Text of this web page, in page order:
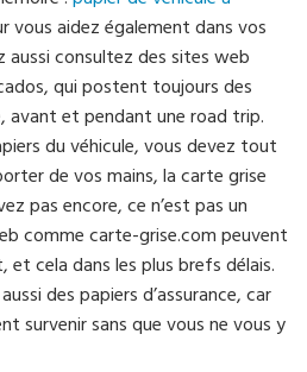
vous aidez également dans vos
consultez des sites web
qui postent toujours des
avant et pendant une road trip.
du véhicule, vous devez tout
de vos mains, la carte grise
pas encore, ce n’est pas un
comme carte-grise.com peuvent
cela dans les plus brefs délais.
des papiers d’assurance, car
survenir sans que vous ne vous y